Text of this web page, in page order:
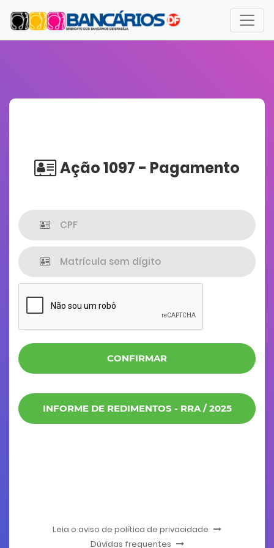
Ação 1097 - Pagamento
CONFIRMAR
INFORME DE REDIMENTOS - RRA / 2025
Leia o aviso de política de privacidade
Dúvidas frequentes